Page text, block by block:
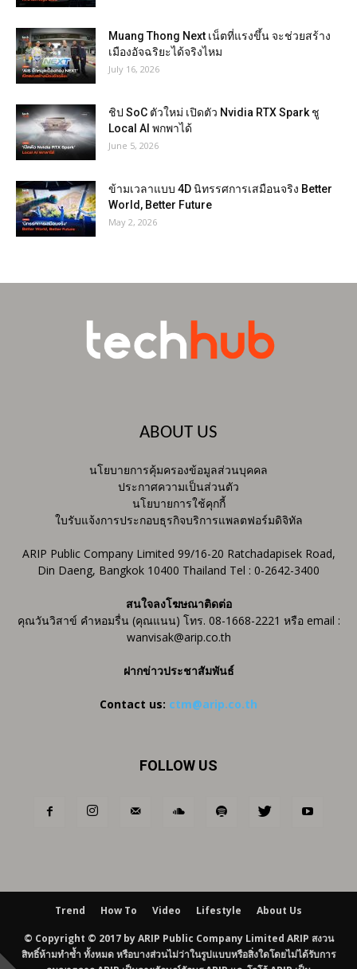
Muang Thong Next เน็ตที่แรงขึ้น จะช่วยสร้าง
เมืองอัจฉริยะได้จริงไหม
July 16, 2026
ชิป SoC ตัวใหม่ เปิดตัว Nvidia RTX Spark ชู
Local AI พกพาได้
June 5, 2026
ข้ามเวลาแบบ 4D นิทรรศการเสมือนจริง Better
World, Better Future
May 2, 2026
ABOUT US
นโยบายการคุ้มครองข้อมูลส่วนบุคคล
ประกาศความเป็นส่วนตัว
นโยบายการใช้คุกกี้
ใบรับแจ้งการประกอบธุรกิจบริการแพลตฟอร์มดิจิทัล
ARIP Public Company Limited 99/16-20 Ratchadapisek Road,
Din Daeng, Bangkok 10400 Thailand Tel : 0-2642-3400
สนใจลงโฆษณาติดต่อ
คุณวันวิสาข์ คำหอมรื่น (คุณแนน) โทร. 08-1668-2221 หรือ email :
wanvisak@arip.co.th
ฝากข่าวประชาสัมพันธ์
Contact us: ctm@arip.co.th
FOLLOW US
Trend How To Video Lifestyle About Us
© Copyright © 2017 by ARIP Public Company Limited ARIP สงวน
สิทธิ์ห้ามทำซ้ำ ทั้งหมด หรือบางส่วนไม่ว่าในรูปแบบหรือสิ่งใดโดยไม่ได้รับการ